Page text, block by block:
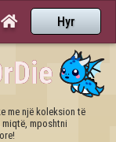
 Hyr
me një koleksion të
mposhtni